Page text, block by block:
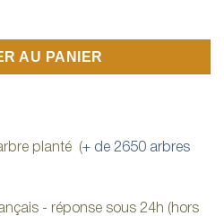
AU PANIER
planté (+ de 2650 arbres
- réponse sous 24h (hors